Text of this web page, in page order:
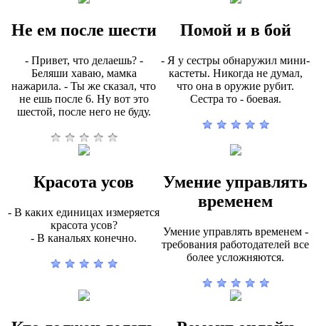
Не ем после шести
- Привет, что делаешь? -
Беляши хаваю, мамка
нажарила. - Ты же сказал, что
не ешь после 6. Ну вот это
шестой, после него не буду.
Помой и в бой
- Я у сестры обнаружил мини-
кастеты. Никогда не думал,
что она в оружие рубит.
Сестра то - боевая.
Красота усов
- В каких единицах измеряется
красота усов?
- В канальях конечно.
Умение управлять
временем
Умение управлять временем -
требования работодателей все
более усложняются.